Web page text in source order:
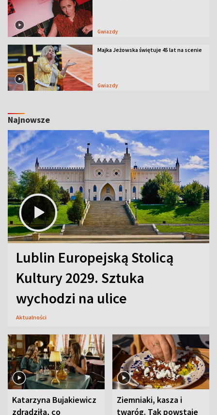
Gwiazdy
Majka Jeżowska świętuje 45 lat na scenie
Gwiazdy
Najnowsze
Lublin Europejską Stolicą
Kultury 2029. Sztuka
wychodzi na ulice
Aktualności
Katarzyna Bujakiewicz
zdradziła, co
Ziemniaki, kasza i
twaróg. Tak powstaje